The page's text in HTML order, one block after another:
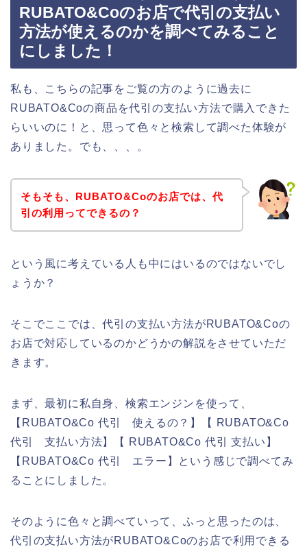
RUBATO&Coのお店で代引の支払い
方法が使えるのかを調べてみること
にしました！
私も、こちらの記事をご覧の方のように過去に
RUBATO&Coの商品を代引の支払い方法で購入できた
らいいのに！と、思って色々と検索して調べた体験が
ありました。でも、、、。
そもそも、RUBATO&Coのお店では、代
引の利用ってできるの？
という風に考えている人も中にはいるのではないでし
ょうか？
そこでここでは、代引の支払い方法がRUBATO&Coの
お店で対応しているのかどうかの解説をさせていただ
きます。
まず、最初に私自身、検索エンジンを使って、
【RUBATO&Co 代引 使えるの？】【 RUBATO&Co
代引 支払い方法】【 RUBATO&Co 代引 支払い】
【RUBATO&Co 代引 エラー】という感じで調べてみ
ることにしました。
そのように色々と調べていって、ふっと思ったのは、
代引の支払い方法がRUBATO&Coのお店で利用できる